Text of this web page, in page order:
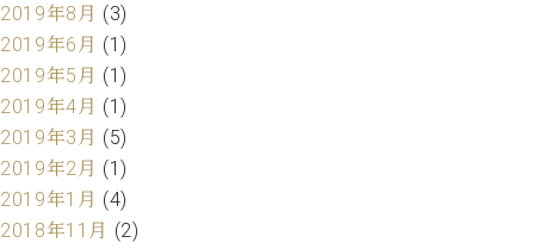
2019年8月 (3)
2019年6月 (1)
2019年5月 (1)
2019年4月 (1)
2019年3月 (5)
2019年2月 (1)
2019年1月 (4)
2018年11月 (2)